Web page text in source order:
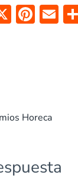
X Pi
nt
E
m
Horeca